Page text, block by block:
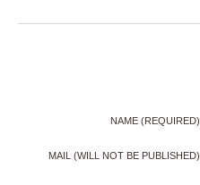
NAME (REQUIRED)
MAIL (WILL NOT BE PUBLISHED)